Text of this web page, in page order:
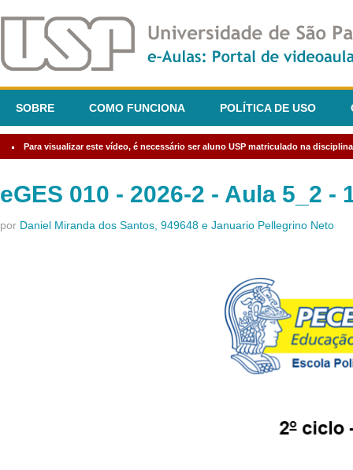
SOBRE COMO FUNCIONA POLÍTICA DE USO
Para visualizar este vídeo, é necessário ser aluno USP matriculado na
eGES 010 - 2026-2 - Aula 5_2 -
por Daniel Miranda dos Santos, 949648 e Januario Pellegrino Neto